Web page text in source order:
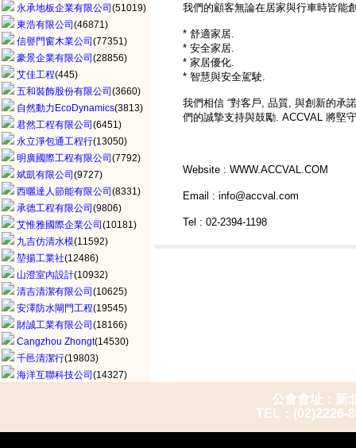
永承地板企業有限公司 (51019)
東浩有限公司 (46871)
信譽門窗木業公司 (77351)
豪景企業有限公司 (28856)
艾佳工程(445)
五和裝飾股份有限公司 (3660)
自然動力EcoDynamics(3813)
君然工程有限公司 (6451)
永立淨包通工程行(13050)
明廣國際工程有限公司 (7792)
斌凱有限公司 (9727)
西曬達人節能有限公司 (8331)
承德工程有限公司 (9806)
艾惟雅國際企業公司 (10181)
九吉仿清水模(11592)
堃揚工業社(12486)
山澄室內設計(10932)
清吉清潔有限公司 (10625)
安澤防水閘門工程(19545)
財誠工業有限公司 (18166)
Cangzhou Zhongt(14530)
千邑清潔行(19803)
海洋互聯科技公司 (14327)
我們的顧客無論在居家與行車時皆能
* 舒適家居.
* 安全家居.
* 家居優化.
* 智慧與安全駕駛.
我們相信 “對客戶, 品質, 與創新的承
們的誠摯支持與鼓勵. ACCVAL 將堅
Website : WWW.ACCVAL.COM
Email : info@accval.com
Tel : 02-2394-1198
公會會址：新
TEL：